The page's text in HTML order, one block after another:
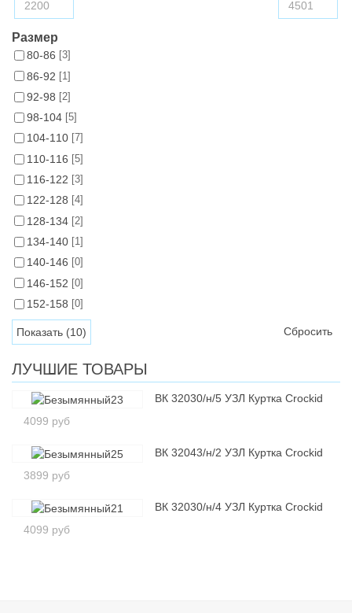
Размер
80-86 [3]
86-92 [1]
92-98 [2]
98-104 [5]
104-110 [7]
110-116 [5]
116-122 [3]
122-128 [4]
128-134 [2]
134-140 [1]
140-146 [0]
146-152 [0]
152-158 [0]
Сбросить
ЛУЧШИЕ ТОВАРЫ
ВК 32030/н/5 УЗЛ Куртка Crockid
4099 руб
ВК 32043/н/2 УЗЛ Куртка Crockid
3899 руб
ВК 32030/н/4 УЗЛ Куртка Crockid
4099 руб